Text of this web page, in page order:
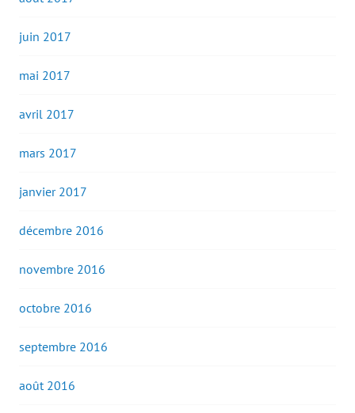
juin 2017
mai 2017
avril 2017
mars 2017
janvier 2017
décembre 2016
novembre 2016
octobre 2016
septembre 2016
août 2016